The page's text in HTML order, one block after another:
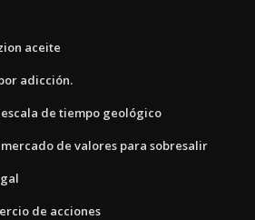
aceite
adicción.
de tiempo geológico
de valores para sobresalir
de acciones